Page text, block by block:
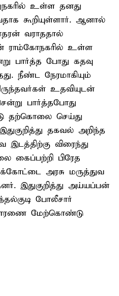
உள்ள தனது
கூறியுள்ளார். ஆனால்
வராததால்
ராம்கோநகரில் உள்ள
பார்த்த போது கதவு
நீண்ட நேரமாகியும்
உதவியுடன்
பார்த்தபோது
தற்கொலை செய்து
தகவல் அறிந்த
விரைந்து
கைப்பற்றி பிரேத
அரசு மருத்துவ
இதுகுறித்து அய்யப்பன்
போலீசார்
மேற்கொண்டு